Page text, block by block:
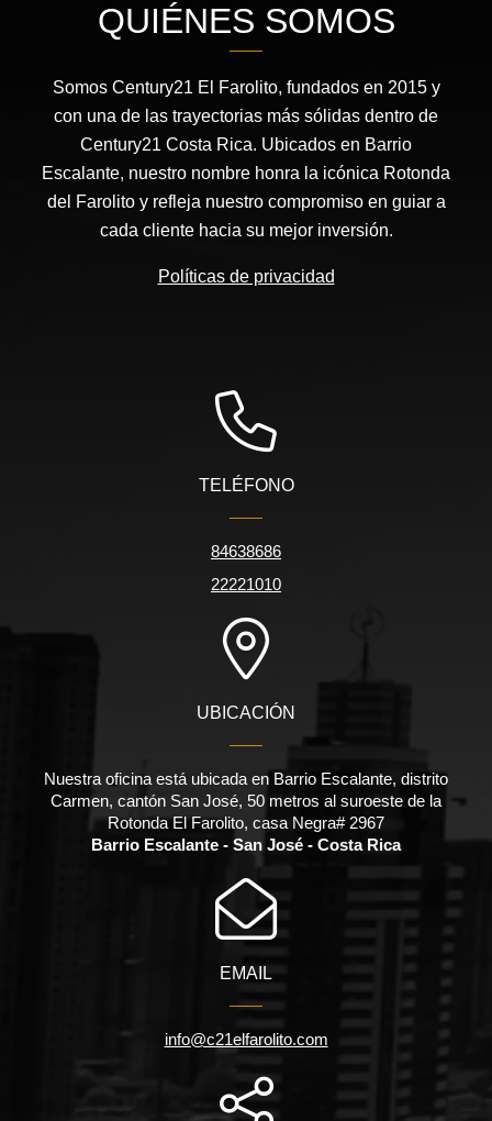
QUIÉNES SOMOS
Somos Century21 El Farolito, fundados en 2015 y
con una de las trayectorias más sólidas dentro de
Century21 Costa Rica. Ubicados en Barrio
Escalante, nuestro nombre honra la icónica Rotonda
del Farolito y refleja nuestro compromiso en guiar a
cada cliente hacia su mejor inversión.
Políticas de privacidad
TELÉFONO
84638686
22221010
UBICACIÓN
Nuestra oficina está ubicada en Barrio Escalante, distrito
Carmen, cantón San José, 50 metros al suroeste de la
Rotonda El Farolito, casa Negra# 2967
Barrio Escalante - San José - Costa Rica
EMAIL
info@c21elfarolito.com